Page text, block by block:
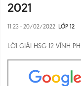
2021
11:23 - 20/02/2022 LỚP 12
LỜI GIẢI HSG 12 VĨNH